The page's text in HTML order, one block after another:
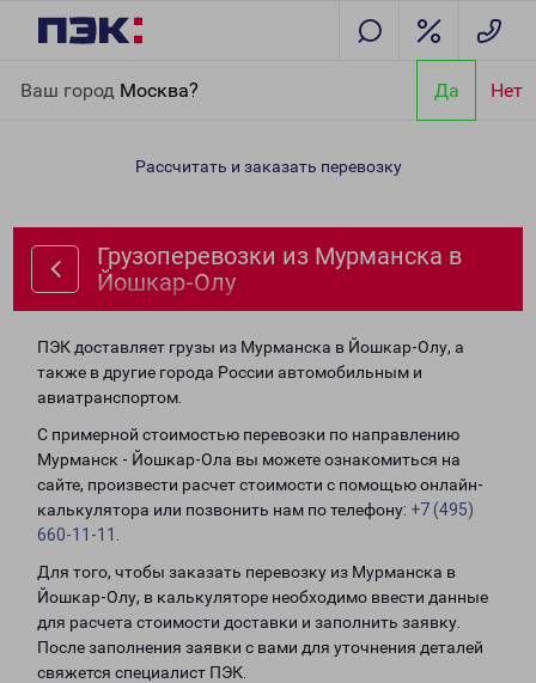
Ваш город Москва? Да Нет
Йошкар-Олу
Рассчитать и заказать перевозку
Грузоперевозки из Мурманска в
Йошкар-Олу
ПЭК доставляет грузы из Мурманска в Йошкар-Олу, а
также в другие города России автомобильным и
авиатранспортом.
С примерной стоимостью перевозки по направлению
Мурманск - Йошкар-Ола вы можете ознакомиться на
сайте, произвести расчет стоимости с помощью онлайн-
калькулятора или позвонить нам по телефону: +7 (495)
660-11-11
Для того, чтобы заказать перевозку из Мурманска в
Йошкар-Олу, в калькуляторе необходимо ввести данные
для расчета стоимости доставки и заполнить заявку.
После заполнения заявки с вами для уточнения деталей
свяжется специалист ПЭК.